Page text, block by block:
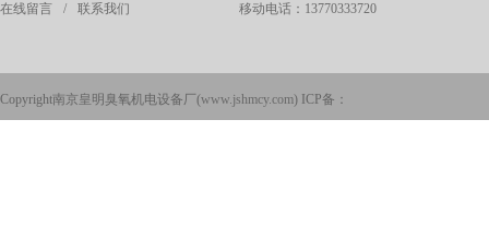
在线留言
/ 联系我们
移动电话：13770333720
Copyright南京皇明臭氧机电设备厂(www.jshmcy.com) ICP备：